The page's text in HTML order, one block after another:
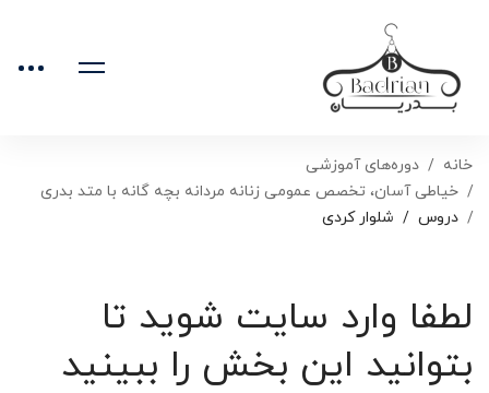
خانه
دوره‌های آموزشی
خیاطی آسان، تخصص عمومی زنانه مردانه بچه گانه با متد بدری
دروس
شلوار کردی
لطفا وارد سایت شوید تا
بتوانید این بخش را ببینید